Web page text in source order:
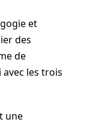
et
des
de
avec les trois
une